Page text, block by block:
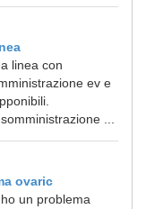
linea con
ev e
...
ovaric
un problema